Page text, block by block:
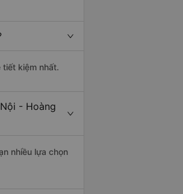
tiết kiệm nhất.
- Hoàng
nhiều lựa chọn